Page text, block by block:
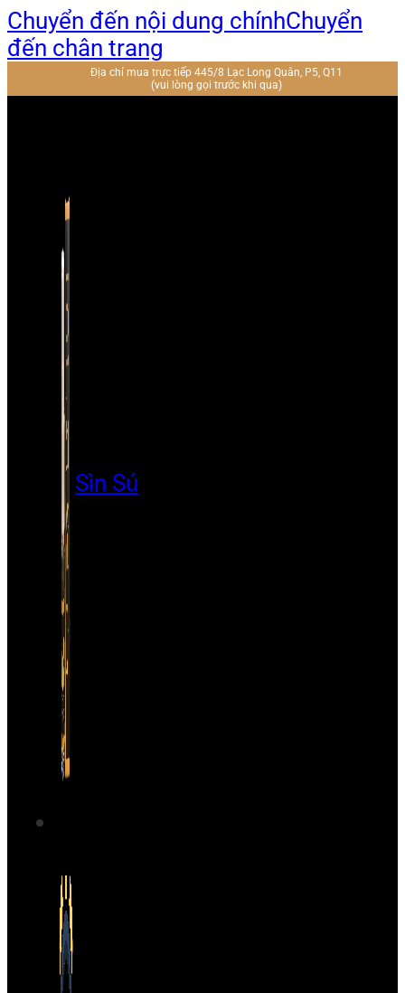
Chuyển đến nội dung chínhChuyển
đến chân trang
Địa chỉ mua trực tiếp 445/8 Lạc Long Quân, P5, Q11
(vui lòng gọi trước khi qua)
Sìn Sú